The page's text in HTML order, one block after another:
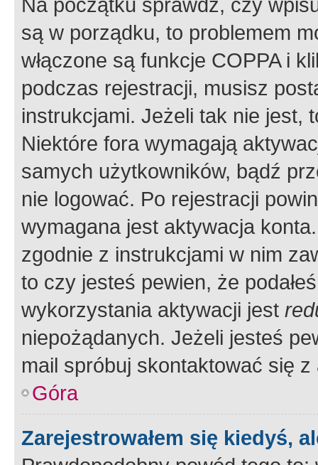
są w porządku, to problemem
włączone są funkcje COPPA i
podczas rejestracji, musisz
instrukcjami. Jeżeli tak nie jest,
Niektóre fora wymagają
samych użytkowników, bądź
nie logować. Po rejestracji
wymagana jest aktywacja
zgodnie z instrukcjami w nim
to czy jesteś pewien, że
wykorzystania aktywacji jest
niepożądanych. Jeżeli jesteś
mail spróbuj skontaktować się
Góra
Zarejestrowałem się kiedyś,